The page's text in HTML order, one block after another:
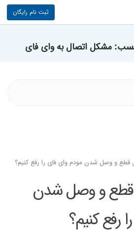
ثبت نام رایگان
مشکل اتصال به وای فای
و وصل شدن مودم وای فای را رفع کنیم؟
و وصل شدن
رفع کنیم؟